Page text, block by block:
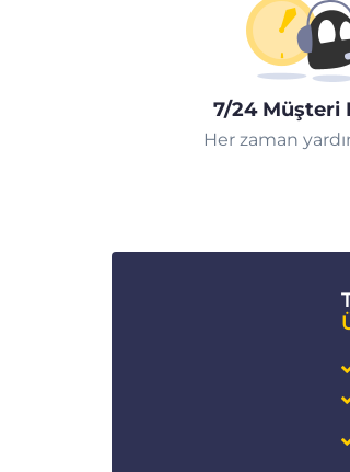
7/24 Müşteri
Her zaman